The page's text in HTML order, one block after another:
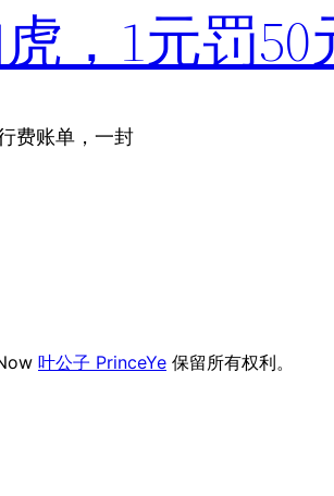
，1元罚50
费账单，一封
叶公子 PrinceYe 保留所有权利。